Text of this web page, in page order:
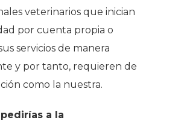
veterinarios que inician
por cuenta propia o
servicios de manera
y por tanto, requieren de
como la nuestra.
a la